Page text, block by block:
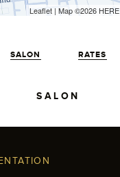
Leaflet | Map ©2026HERE
SALON RATES
SALON